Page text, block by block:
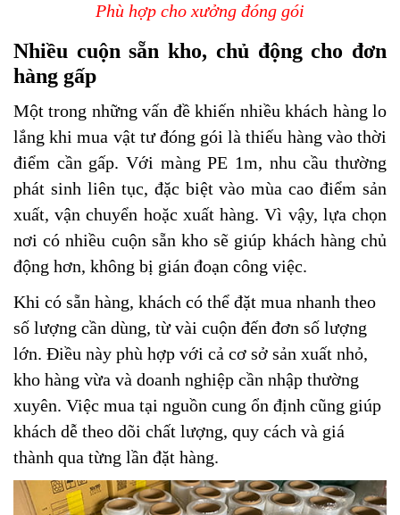
Phù hợp cho xưởng đóng gói
Nhiều cuộn sẵn kho, chủ động cho đơn
hàng gấp
Một trong những vấn đề khiến nhiều khách hàng lo
lắng khi mua vật tư đóng gói là thiếu hàng vào thời
điểm cần gấp. Với màng PE 1m, nhu cầu thường
phát sinh liên tục, đặc biệt vào mùa cao điểm sản
xuất, vận chuyển hoặc xuất hàng. Vì vậy, lựa chọn
nơi có nhiều cuộn sẵn kho sẽ giúp khách hàng chủ
động hơn, không bị gián đoạn công việc.
Khi có sẵn hàng, khách có thể đặt mua nhanh theo
số lượng cần dùng, từ vài cuộn đến đơn số lượng
lớn. Điều này phù hợp với cả cơ sở sản xuất nhỏ,
kho hàng vừa và doanh nghiệp cần nhập thường
xuyên. Việc mua tại nguồn cung ổn định cũng giúp
khách dễ theo dõi chất lượng, quy cách và giá
thành qua từng lần đặt hàng.